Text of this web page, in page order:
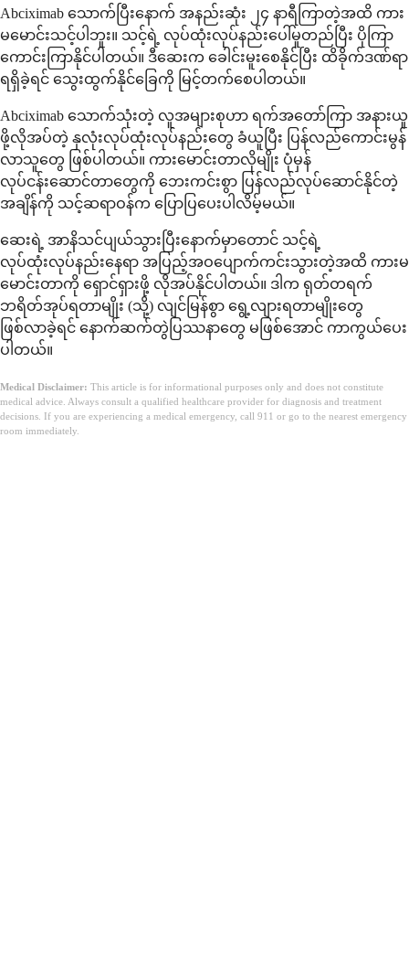
Abciximab သောက်ပြီးနောက် အနည်းဆုံး ၂၄ နာရီကြာတဲ့အထိ ကား
မမောင်းသင့်ပါဘူး။ သင့်ရဲ့ လုပ်ထုံးလုပ်နည်းပေါ်မူတည်ပြီး ပိုကြာ
ကောင်းကြာနိုင်ပါတယ်။ ဒီဆေးက ခေါင်းမူးစေနိုင်ပြီး ထိခိုက်ဒဏ်ရာ
ရရှိခဲ့ရင် သွေးထွက်နိုင်ခြေကို မြင့်တက်စေပါတယ်။
Abciximab သောက်သုံးတဲ့ လူအများစုဟာ ရက်အတော်ကြာ အနားယူ
ဖို့လိုအပ်တဲ့ နှလုံးလုပ်ထုံးလုပ်နည်းတွေ ခံယူပြီး ပြန်လည်ကောင်းမွန်
လာသူတွေ ဖြစ်ပါတယ်။ ကားမောင်းတာလိုမျိုး ပုံမှန်
လုပ်ငန်းဆောင်တာတွေကို ဘေးကင်းစွာ ပြန်လည်လုပ်ဆောင်နိုင်တဲ့
အချိန်ကို သင့်ဆရာဝန်က ပြောပြပေးပါလိမ့်မယ်။
ဆေးရဲ့ အာနိသင်ပျယ်သွားပြီးနောက်မှာတောင် သင့်ရဲ့
လုပ်ထုံးလုပ်နည်းနေရာ အပြည့်အဝပျောက်ကင်းသွားတဲ့အထိ ကားမ
မောင်းတာကို ရှောင်ရှားဖို့ လိုအပ်နိုင်ပါတယ်။ ဒါက ရုတ်တရက်
ဘရိတ်အုပ်ရတာမျိုး (သို့) လျင်မြန်စွာ ရွေ့လျားရတာမျိုးတွေ
ဖြစ်လာခဲ့ရင် နောက်ဆက်တွဲပြဿနာတွေ မဖြစ်အောင် ကာကွယ်ပေး
ပါတယ်။
Medical Disclaimer: This article is for informational purposes only and does not constitute
medical advice. Always consult a qualified healthcare provider for diagnosis and treatment
decisions. If you are experiencing a medical emergency, call 911 or go to the nearest emergency
room immediately.